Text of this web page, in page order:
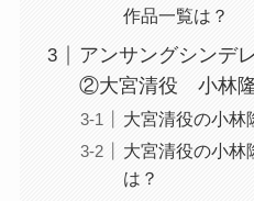
作品一覧は？
アンサングシンデ
②大宮清役 小林
大宮清役の小林
大宮清役の小林
は？